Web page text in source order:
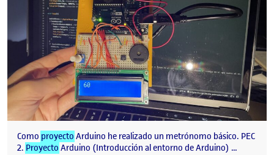
Como proyecto Arduino he realizado un metrónomo básico. PEC
2. Proyecto Arduino (Introducción al entorno de Arduino) …